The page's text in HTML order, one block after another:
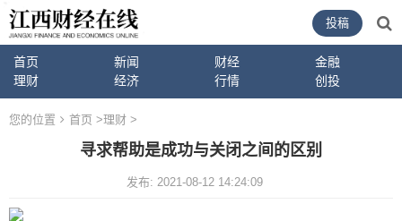
首页 新闻 财经
金融
理财
经济 行情 创投
投稿
您的位置 首页 >理财 >
寻求帮助是成功与关闭之间的区别
发布: 2021-08-12 14:24:09